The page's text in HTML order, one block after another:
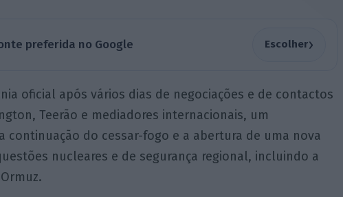
preferida no Google Escolher›
oficial após vários dias de negociações e de contactos
Teerão e mediadores internacionais, um
continuação do cessar-fogo e a abertura de uma nova
nucleares e de segurança regional, incluindo a